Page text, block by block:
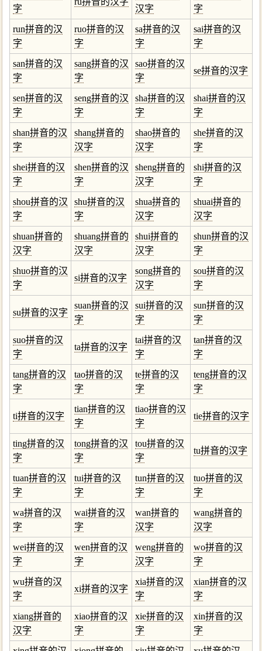
字
汉字
字
run拼音的汉
字
ruo拼音的汉
字
sa拼音的汉
字
sai拼音的汉
字
san拼音的汉
字
sang拼音的汉
字
sao拼音的汉
字
se拼音的汉字
sen拼音的汉
字
seng拼音的汉
字
sha拼音的汉
字
shai拼音的汉
字
shan拼音的汉
字
shang拼音的
汉字
shao拼音的
汉字
she拼音的汉
字
shei拼音的汉
字
shen拼音的汉
字
sheng拼音的
汉字
shi拼音的汉
字
shou拼音的汉
字
shu拼音的汉
字
shua拼音的
汉字
shuai拼音的
汉字
shuan拼音的
汉字
shuang拼音的
汉字
shui拼音的
汉字
shun拼音的汉
字
shuo拼音的汉
字
si拼音的汉字
song拼音的
汉字
sou拼音的汉
字
su拼音的汉字
suan拼音的汉
字
sui拼音的汉
字
sun拼音的汉
字
suo拼音的汉
字
ta拼音的汉字
tai拼音的汉
字
tan拼音的汉
字
tang拼音的汉
字
tao拼音的汉
字
te拼音的汉
字
teng拼音的汉
字
ti拼音的汉字
tian拼音的汉
字
tiao拼音的汉
字
tie拼音的汉字
ting拼音的汉
字
tong拼音的汉
字
tou拼音的汉
字
tu拼音的汉字
tuan拼音的汉
字
tui拼音的汉
字
tun拼音的汉
字
tuo拼音的汉
字
wa拼音的汉
字
wai拼音的汉
字
wan拼音的
汉字
wang拼音的
汉字
wei拼音的汉
字
wen拼音的汉
字
weng拼音的
汉字
wo拼音的汉
字
wu拼音的汉
字
xi拼音的汉字
xia拼音的汉
字
xian拼音的汉
字
xiang拼音的
汉字
xiao拼音的汉
字
xie拼音的汉
字
xin拼音的汉
字